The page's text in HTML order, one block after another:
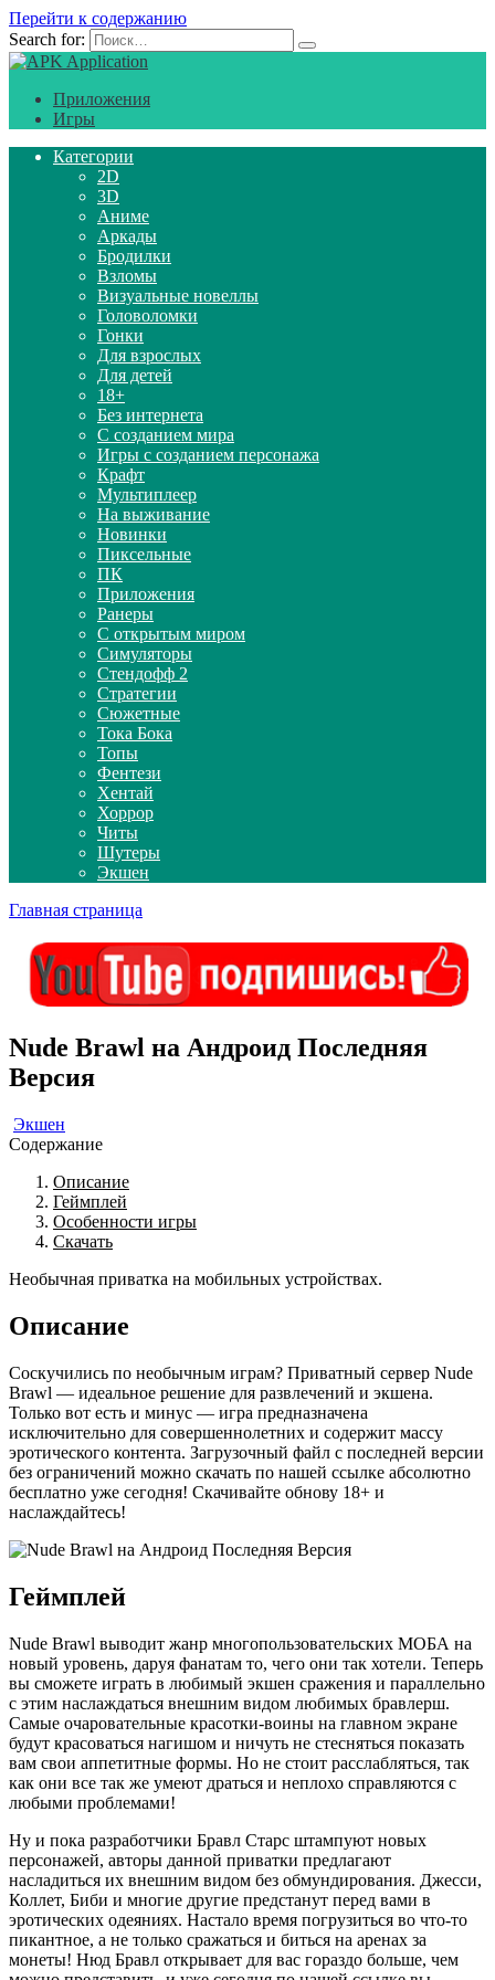
Перейти к содержанию
Search for:
Приложения
Игры
Категории
2D
3D
Аниме
Аркады
Бродилки
Взломы
Визуальные новеллы
Головоломки
Гонки
Для взрослых
Для детей
18+
Без интернета
С созданием мира
Игры с созданием персонажа
Крафт
Мультиплеер
На выживание
Новинки
Пиксельные
ПК
Приложения
Ранеры
С открытым миром
Симуляторы
Стендофф 2
Стратегии
Сюжетные
Тока Бока
Топы
Фентези
Хентай
Хоррор
Читы
Шутеры
Экшен
Главная страница
Nude Brawl на Андроид Последняя
Версия
Экшен
Содержание
Описание
Геймплей
Особенности игры
Скачать
Необычная приватка на мобильных устройствах.
Описание
Соскучились по необычным играм? Приватный сервер Nude
Brawl — идеальное решение для развлечений и экшена.
Только вот есть и минус — игра предназначена
исключительно для совершеннолетних и содержит массу
эротического контента. Загрузочный файл с последней версии
без ограничений можно скачать по нашей ссылке абсолютно
бесплатно уже сегодня! Скачивайте обнову 18+ и
наслаждайтесь!
Геймплей
Nude Brawl выводит жанр многопользовательских МОБА на
новый уровень, даруя фанатам то, чего они так хотели. Теперь
вы сможете играть в любимый экшен сражения и параллельно
с этим наслаждаться внешним видом любимых бравлерш.
Самые очаровательные красотки-воины на главном экране
будут красоваться нагишом и ничуть не стесняться показать
вам свои аппетитные формы. Но не стоит расслабляться, так
как они все так же умеют драться и неплохо справляются с
любыми проблемами!
Ну и пока разработчики Бравл Старс штампуют новых
персонажей, авторы данной приватки предлагают
насладиться их внешним видом без обмундирования. Джесси,
Коллет, Биби и многие другие предстанут перед вами в
эротических одеяниях. Настало время погрузиться во что-то
пикантное, а не только сражаться и биться на аренах за
монеты! Нюд Бравл открывает для вас гораздо больше, чем